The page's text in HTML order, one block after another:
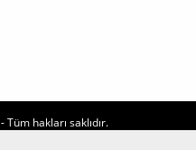
- Tüm hakları saklıdır.